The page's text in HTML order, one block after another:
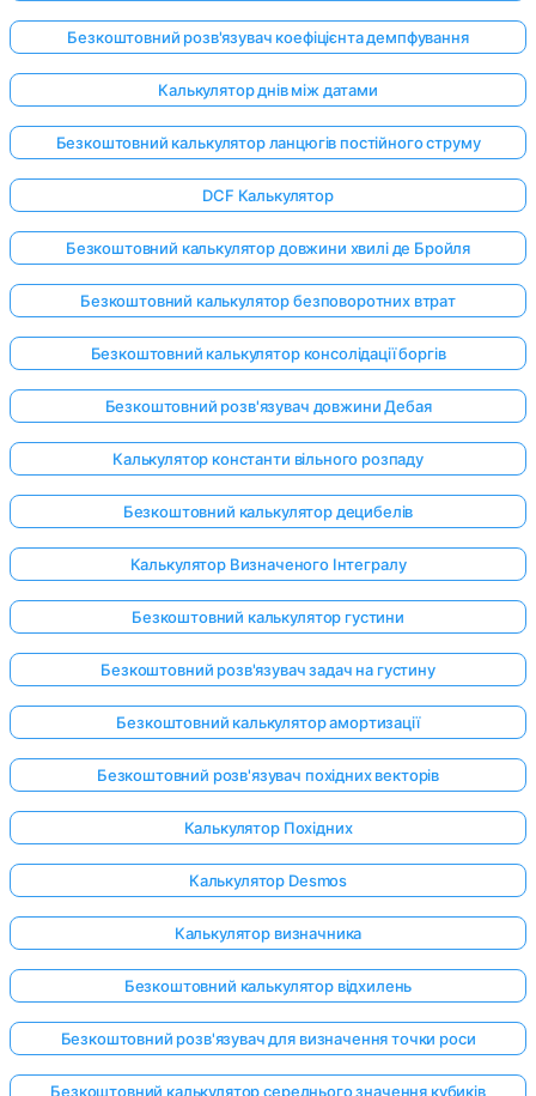
Безкоштовний розв'язувач коефіцієнта демпфування
Калькулятор днів між датами
Безкоштовний калькулятор ланцюгів постійного струму
DCF Калькулятор
Безкоштовний калькулятор довжини хвилі де Бройля
Безкоштовний калькулятор безповоротних втрат
Безкоштовний калькулятор консолідації боргів
Безкоштовний розв'язувач довжини Дебая
Калькулятор константи вільного розпаду
Безкоштовний калькулятор децибелів
Калькулятор Визначеного Інтегралу
Безкоштовний калькулятор густини
Безкоштовний розв'язувач задач на густину
Безкоштовний калькулятор амортизації
Безкоштовний розв'язувач похідних векторів
Калькулятор Похідних
Калькулятор Desmos
Калькулятор визначника
Безкоштовний калькулятор відхилень
Безкоштовний розв'язувач для визначення точки роси
Безкоштовний калькулятор середнього значення кубиків